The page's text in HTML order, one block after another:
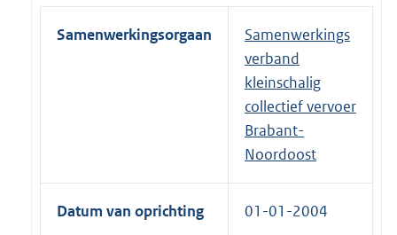
Samenwerkingsorgaan
Samenwerkings
verband
kleinschalig
collectief vervoer
Brabant-
Noordoost
Datum van oprichting 01-01-2004